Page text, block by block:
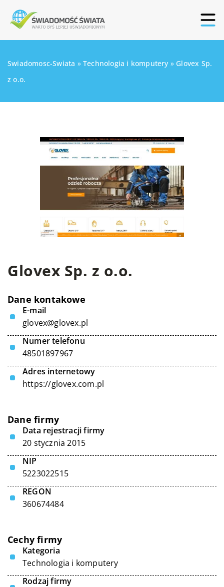
Swiadomosc-Swiata »Technologia i komputery » Glovex Sp.
z o.o.
Glovex Sp. z o.o.
Dane kontakowe
E-mail
glovex@glovex.pl
Numer telefonu
48501897967
Adres internetowy
https://glovex.com.pl
Dane firmy
Data rejestracji firmy
20 stycznia 2015
NIP
5223022515
REGON
360674484
Cechy firmy
Kategoria
Technologia i komputery
Rodzaj firmy